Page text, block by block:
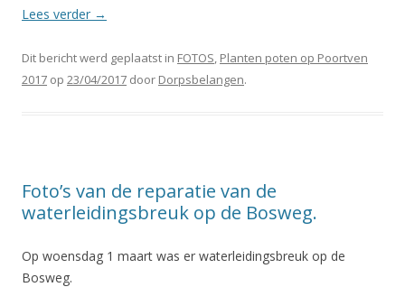
Lees verder →
Dit bericht werd geplaatst in FOTOS, Planten poten op Poortven
2017 op 23/04/2017 door Dorpsbelangen.
Foto’s van de reparatie van de
waterleidingsbreuk op de Bosweg.
Op woensdag 1 maart was er waterleidingsbreuk op de
Bosweg.